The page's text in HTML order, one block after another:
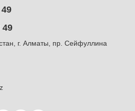
49
г. Алматы, пр. Сейфуллина